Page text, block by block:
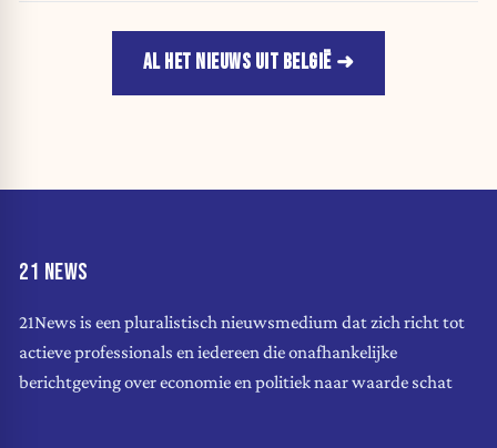
AL HET NIEUWS UIT BELGIË
21 NEWS
21News is een pluralistisch nieuwsmedium dat zich richt tot
actieve professionals en iedereen die onafhankelijke
berichtgeving over economie en politiek naar waarde schat